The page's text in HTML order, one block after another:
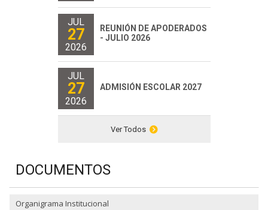
JUL
27
2026
REUNIÓN DE APODERADOS
- JULIO 2026
JUL
27
2026
ADMISIÓN ESCOLAR 2027
Ver Todos
DOCUMENTOS
Organigrama Institucional